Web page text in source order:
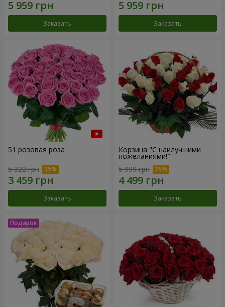
Заказать Заказать
51 розовая роза
5 322 грн
Заказать
Корзина "С наилучшими
пожеланиями!"
5 999 грн
Заказать